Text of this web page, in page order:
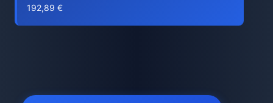
192,89 €